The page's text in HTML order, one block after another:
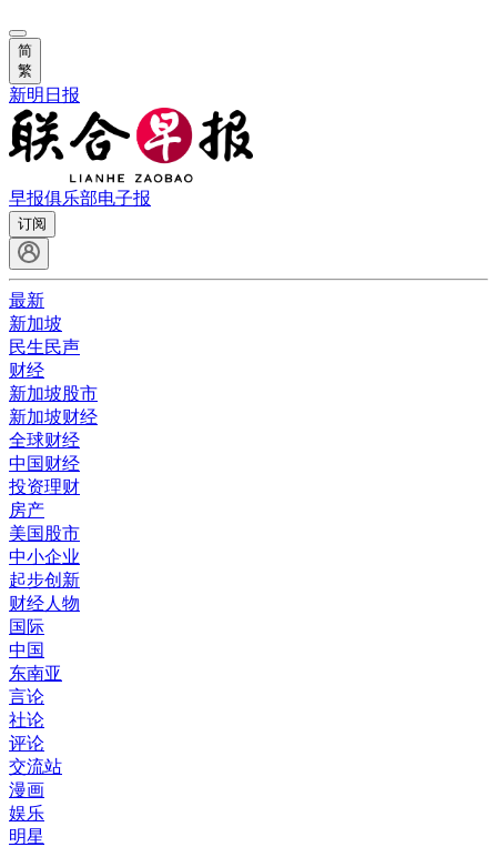
简
繁
新明日报
早报俱乐部电子报
订阅
最新
新加坡
民生民声
财经
新加坡股市
新加坡财经
全球财经
中国财经
投资理财
房产
美国股市
中小企业
起步创新
财经人物
国际
中国
东南亚
言论
社论
评论
交流站
漫画
娱乐
明星